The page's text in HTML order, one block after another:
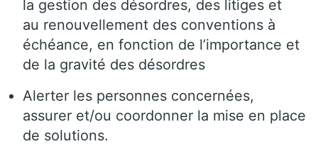
la gestion des désordres, des litiges et
au renouvellement des conventions à
échéance, en fonction de l’importance et
de la gravité des désordres
Alerter les personnes concernées,
assurer et/ou coordonner la mise en place
de solutions.